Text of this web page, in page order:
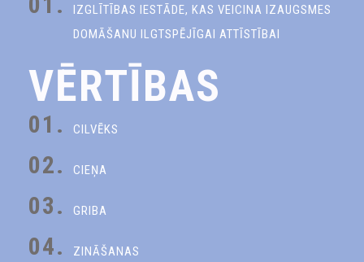
IZGLĪTĪBAS IESTĀDE, KAS VEICINA IZAUGSMES
DOMĀŠANU ILGTSPĒJĪGAI ATTĪSTĪBAI
VĒRTĪBAS
01. CILVĒKS
02. CIEŅA
03. GRIBA
04. ZINĀŠANAS